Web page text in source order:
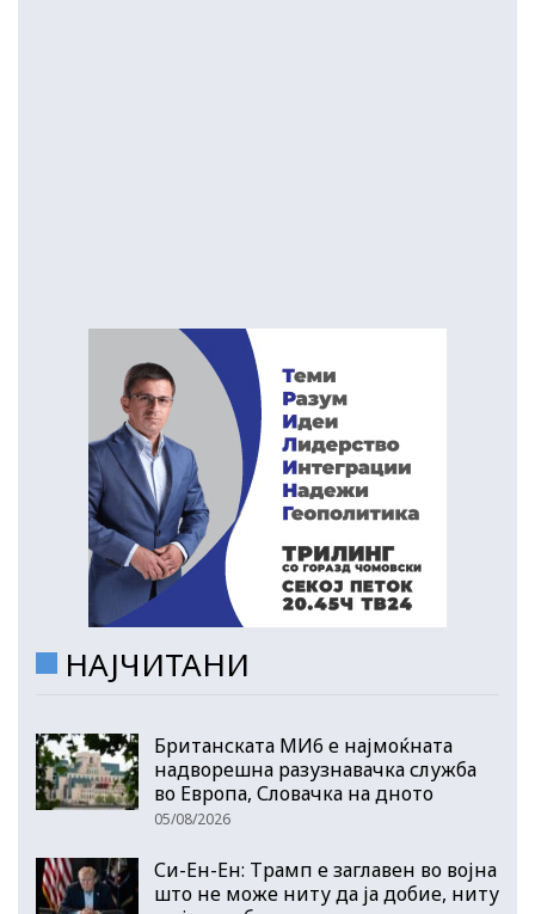
НАЈЧИТАНИ
Британската МИ6 е најмоќната
надворешна разузнавачка служба
во Европа, Словачка на дното
05/08/2026
Си-Ен-Ен: Трамп е заглавен во војна
што не може ниту да ја добие, ниту